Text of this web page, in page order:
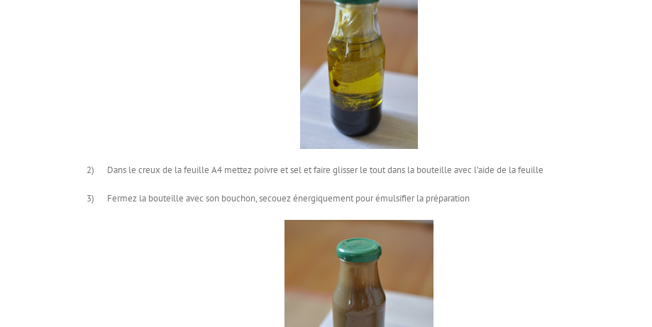
2) Dans le creux de la feuille A4 mettez poivre et sel et faire glisser le tout dans la bouteille avec l’aide de la feuille
3) Fermez la bouteille avec son bouchon, secouez énergiquement pour émulsifier la préparation